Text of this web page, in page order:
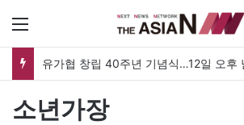
소년가장